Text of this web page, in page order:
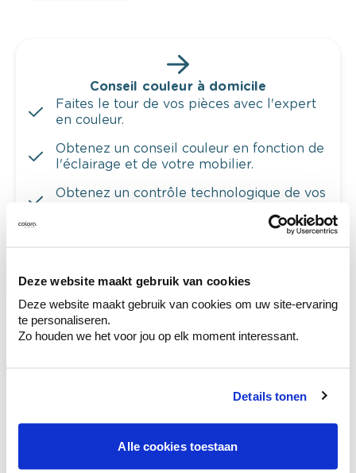
Deze website maakt gebruik van cookies
Deze website maakt gebruik van cookies om uw site-ervaring
te personaliseren.
Zo houden we het voor jou op elk moment interessant.
Details tonen
Alle cookies toestaan
Conseil couleur à domicile
Faites le tour de vos pièces avec l'expert
en couleur.
Obtenez un conseil couleur en fonction de
l'éclairage et de votre mobilier.
Obtenez un contrôle technologique de vos
Voyez votre couleur en magasin
Découvrez des échantillons de votre
sélection de couleurs.
combinaison de couleurs.